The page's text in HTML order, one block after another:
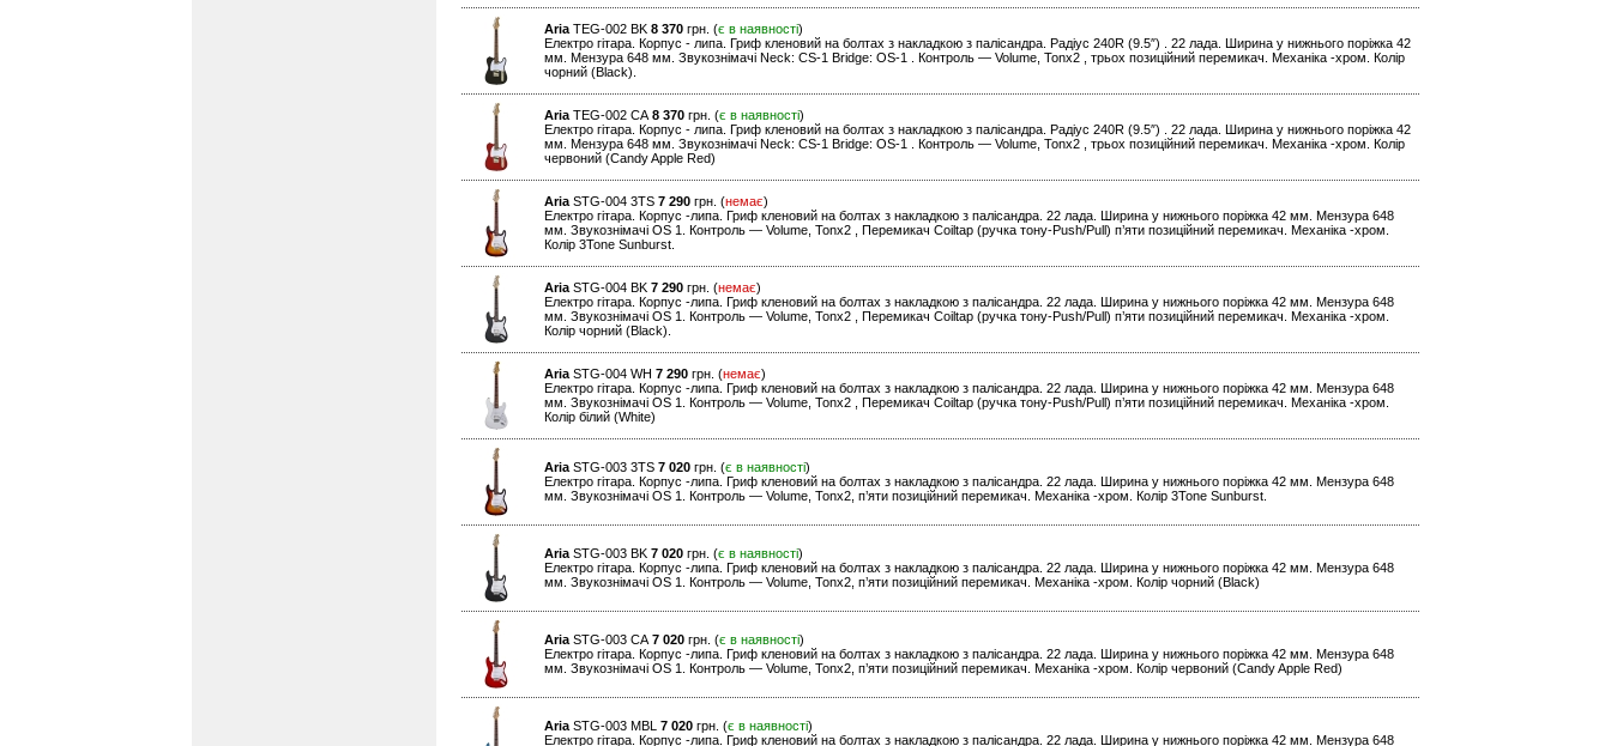
Aria TEG-002 BK 8 370 грн. (є в наявності)
Електро гітара. Корпус - липа. Гриф кленовий на болтах з накладкою з палісандра. Радіус 240R (9.5″) . 22 лада. Ширина у нижнього поріжка 42
мм. Мензура 648 мм. Звукознімачі Neck: CS-1 Bridge: OS-1 . Контроль — Volume, Tonx2 , трьох позиційний перемикач. Механіка -хром. Колір
чорний (Black).
Aria TEG-002 CA 8 370 грн. (є в наявності)
Електро гітара. Корпус - липа. Гриф кленовий на болтах з накладкою з палісандра. Радіус 240R (9.5″) . 22 лада. Ширина у нижнього поріжка 42
мм. Мензура 648 мм. Звукознімачі Neck: CS-1 Bridge: OS-1 . Контроль — Volume, Tonx2 , трьох позиційний перемикач. Механіка -хром. Колір
червоний (Candy Apple Red)
Aria STG-004 3TS 7 290 грн. (немає)
Електро гітара. Корпус -липа. Гриф кленовий на болтах з накладкою з палісандра. 22 лада. Ширина у нижнього поріжка 42 мм. Мензура 648
мм. Звукознімачі OS 1. Контроль — Volume, Tonx2 , Перемикач Coiltap (ручка тону-Push/Pull) п’яти позиційний перемикач. Механіка -хром.
Колір 3Tone Sunburst.
Aria STG-004 BK 7 290 грн. (немає)
Електро гітара. Корпус -липа. Гриф кленовий на болтах з накладкою з палісандра. 22 лада. Ширина у нижнього поріжка 42 мм. Мензура 648
мм. Звукознімачі OS 1. Контроль — Volume, Tonx2 , Перемикач Coiltap (ручка тону-Push/Pull) п’яти позиційний перемикач. Механіка -хром.
Колір чорний (Black).
Aria STG-004 WH 7 290 грн. (немає)
Електро гітара. Корпус -липа. Гриф кленовий на болтах з накладкою з палісандра. 22 лада. Ширина у нижнього поріжка 42 мм. Мензура 648
мм. Звукознімачі OS 1. Контроль — Volume, Tonx2 , Перемикач Coiltap (ручка тону-Push/Pull) п’яти позиційний перемикач. Механіка -хром.
Колір білий (White)
Aria STG-003 3TS 7 020 грн. (є в наявності)
Електро гітара. Корпус -липа. Гриф кленовий на болтах з накладкою з палісандра. 22 лада. Ширина у нижнього поріжка 42 мм. Мензура 648
мм. Звукознімачі OS 1. Контроль — Volume, Tonx2, п’яти позиційний перемикач. Механіка -хром. Колір 3Tone Sunburst.
Aria STG-003 BK 7 020 грн. (є в наявності)
Електро гітара. Корпус -липа. Гриф кленовий на болтах з накладкою з палісандра. 22 лада. Ширина у нижнього поріжка 42 мм. Мензура 648
мм. Звукознімачі OS 1. Контроль — Volume, Tonx2, п’яти позиційний перемикач. Механіка -хром. Колір чорний (Black)
Aria STG-003 CA 7 020 грн. (є в наявності)
Електро гітара. Корпус -липа. Гриф кленовий на болтах з накладкою з палісандра. 22 лада. Ширина у нижнього поріжка 42 мм. Мензура 648
мм. Звукознімачі OS 1. Контроль — Volume, Tonx2, п’яти позиційний перемикач. Механіка -хром. Колір червоний (Candy Apple Red)
Aria STG-003 MBL 7 020 грн. (є в наявності)
Електро гітара. Корпус -липа. Гриф кленовий на болтах з накладкою з палісандра. 22 лада. Ширина у нижнього поріжка 42 мм. Мензура 648